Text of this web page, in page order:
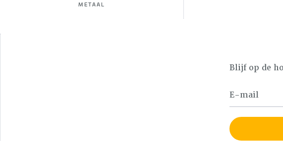
METAAL
Blijf op de